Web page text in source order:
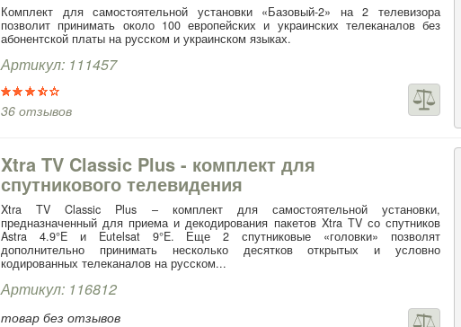
Комплект для самостоятельной установки «Базовый-2» на 2 телевизора
позволит принимать около 100 европейских и украинских телеканалов без
абонентской платы на русском и украинском языках.
Артикул: 111457
36 отзывов
Xtra TV Classic Plus - комплект для
спутникового телевидения
Xtra TV Classic Plus – комплект для самостоятельной установки,
предназначенный для приема и декодирования пакетов Xtra TV со спутников
Astra 4.9°E и Eutelsat 9°E. Еще 2 спутниковые «головки» позволят
дополнительно принимать несколько десятков открытых и условно
кодированных телеканалов на русском...
Артикул: 116812
товар без отзывов